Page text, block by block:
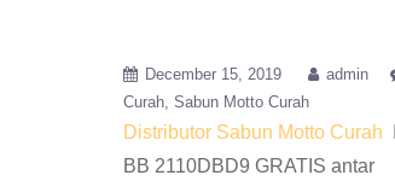
December 15, 2019 admin
Curah Sabun Motto Curah
Distributor Sabun Motto Curah
BB 2110DBD9 GRATIS antar